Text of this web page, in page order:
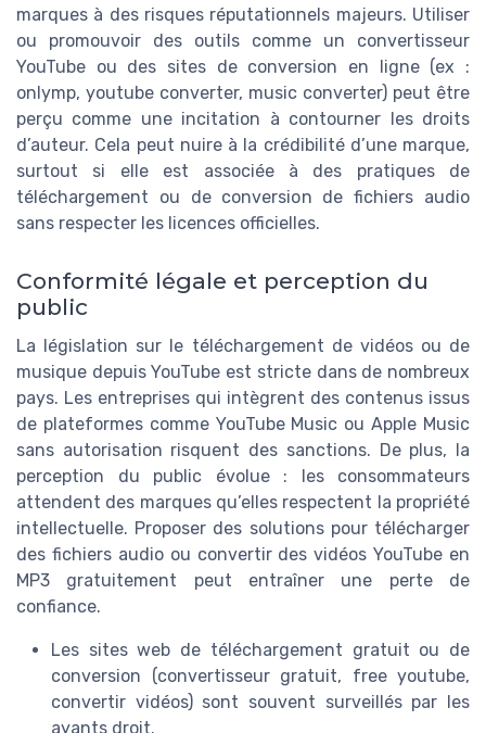
marques à des risques réputationnels majeurs. Utiliser
ou promouvoir des outils comme un convertisseur
YouTube ou des sites de conversion en ligne (ex :
onlymp, youtube converter, music converter) peut être
perçu comme une incitation à contourner les droits
d’auteur. Cela peut nuire à la crédibilité d’une marque,
surtout si elle est associée à des pratiques de
téléchargement ou de conversion de fichiers audio
sans respecter les licences officielles.
Conformité légale et perception du
public
La législation sur le téléchargement de vidéos ou de
musique depuis YouTube est stricte dans de nombreux
pays. Les entreprises qui intègrent des contenus issus
de plateformes comme YouTube Music ou Apple Music
sans autorisation risquent des sanctions. De plus, la
perception du public évolue : les consommateurs
attendent des marques qu’elles respectent la propriété
intellectuelle. Proposer des solutions pour télécharger
des fichiers audio ou convertir des vidéos YouTube en
MP3 gratuitement peut entraîner une perte de
confiance.
Les sites web de téléchargement gratuit ou de
conversion (convertisseur gratuit, free youtube,
convertir vidéos) sont souvent surveillés par les
ayants droit.